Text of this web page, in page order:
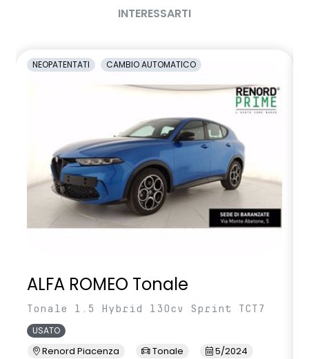
INTERESSARTI
NEOPATENTATI CAMBIO AUTOMATICO
ALFA ROMEO Tonale
Tonale 1.5 Hybrid 130cv Sprint TCT7
USATO
Renord Piacenza Tonale
5/2024